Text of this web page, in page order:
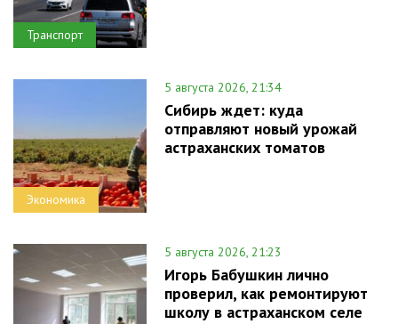
Транспорт
Экономика
5 августа 2026, 21:34
Сибирь ждет: куда
отправляют новый урожай
астраханских томатов
5 августа 2026, 21:23
Игорь Бабушкин лично
проверил, как ремонтируют
школу в астраханском селе